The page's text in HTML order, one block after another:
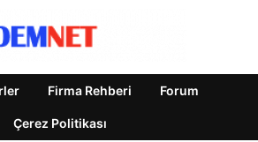
Firma Rehberi Forum
Çerez Politikası